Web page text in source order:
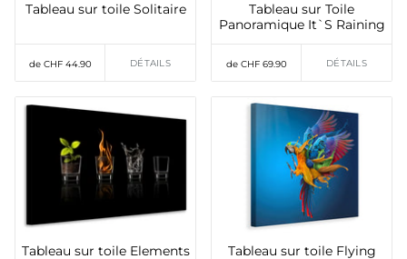
Tableau sur toile Solitaire
de CHF 44.90 DÉTAILS
Tableau sur Toile
Panoramique It`S Raining
de CHF 69.90 DÉTAILS
Tableau sur toile Elements
Tableau sur toile Flying